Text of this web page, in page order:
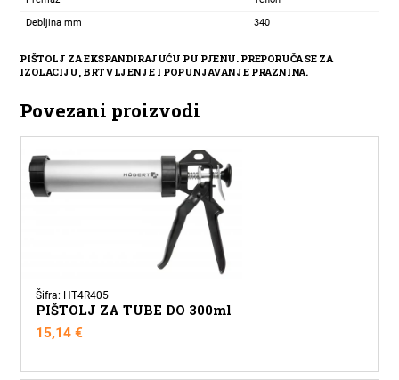
PU
PJENOM
Debljina mm
340
PIŠTOLJ ZA EKSPANDIRAJUĆU PU PJENU. PREPORUČA SE ZA
IZOLACIJU, BRTVLJENJE I POPUNJAVANJE PRAZNINA.
Povezani proizvodi
Šifra: HT4R405
PIŠTOLJ ZA TUBE DO 300ml
15,14€